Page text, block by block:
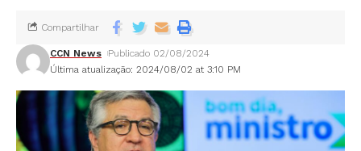
Última atualização: 2024/08/02 at 3:10 PM
CCN News Publicado 02/08/2024
Compartilhar